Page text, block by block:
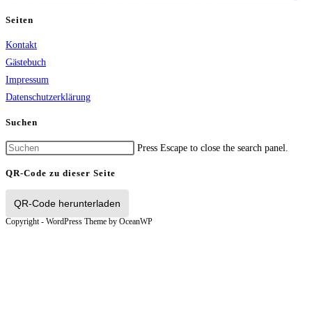
Seiten
Kontakt
Gästebuch
Impressum
Datenschutzerklärung
Suchen
Press Escape to close the search panel.
QR-Code zu dieser Seite
QR-Code herunterladen
Copyright - WordPress Theme by OceanWP